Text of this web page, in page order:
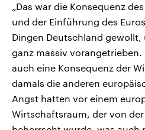
„Das war die Konsequenz
und der Einführung des
Dingen Deutschland
ganz massiv vorangetrieben.
auch eine Konsequenz der
damals die anderen
Angst hatten vor einem
Wirtschaftsraum, der von